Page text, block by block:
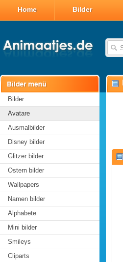
Home Bilder
Bilder
Avatare
Ausmalbilder
Disney bilder
Glitzer bilder
Ostern bilder
Wallpapers
Namen bilder
Alphabete
Mini bilder
Smileys
Cliparts